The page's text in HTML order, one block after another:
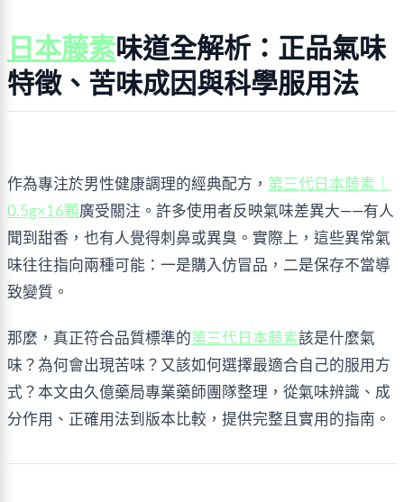
日本藤素味道全解析：正品氣味
特徵、苦味成因與科學服用法
作為專注於男性健康調理的經典配方， 第三代日本藤素｜
0.5g×16顆廣受關注。許多使用者反映氣味差異大——有人
聞到甜香，也有人覺得刺鼻或異臭。實際上，這些異常氣
味往往指向兩種可能：一是購入仿冒品，二是保存不當導
致變質。
那麼，真正符合品質標準的第三代日本藤素該是什麼氣
味？為何會出現苦味？又該如何選擇最適合自己的服用方
式？本文由久億藥局專業藥師團隊整理，從氣味辨識、成
分作用、正確用法到版本比較，提供完整且實用的指南。